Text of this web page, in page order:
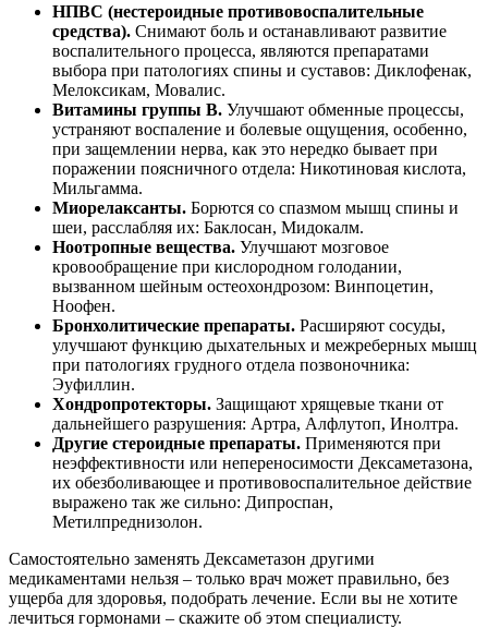
НПВС (нестероидные противовоспалительные
средства). Снимают боль и останавливают развитие
воспалительного процесса, являются препаратами
выбора при патологиях спины и суставов: Диклофенак,
Мелоксикам, Мовалис.
Витамины группы B. Улучшают обменные процессы,
устраняют воспаление и болевые ощущения, особенно,
при защемлении нерва, как это нередко бывает при
поражении поясничного отдела: Никотиновая кислота,
Мильгамма.
Миорелаксанты. Борются со спазмом мышц спины и
шеи, расслабляя их: Баклосан, Мидокалм.
Ноотропные вещества. Улучшают мозговое
кровообращение при кислородном голодании,
вызванном шейным остеохондрозом: Винпоцетин,
Ноофен.
Бронхолитические препараты. Расширяют сосуды,
улучшают функцию дыхательных и межреберных мышц
при патологиях грудного отдела позвоночника:
Эуфиллин.
Хондропротекторы. Защищают хрящевые ткани от
дальнейшего разрушения: Артра, Алфлутоп, Инолтра.
Другие стероидные препараты. Применяются при
неэффективности или непереносимости Дексаметазона,
их обезболивающее и противовоспалительное действие
выражено так же сильно: Дипроспан,
Метилпреднизолон.
Самостоятельно заменять Дексаметазон другими
медикаментами нельзя – только врач может правильно, без
ущерба для здоровья, подобрать лечение. Если вы не хотите
лечиться гормонами – скажите об этом специалисту.